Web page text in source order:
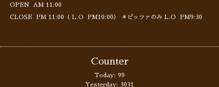
OPEN AM 11:00
CLOSE PM 11:00（ L.O PM10:00） ＊ピッツァのみ L.O PM9:30
Counter
Today: 99
Yesterday: 3031